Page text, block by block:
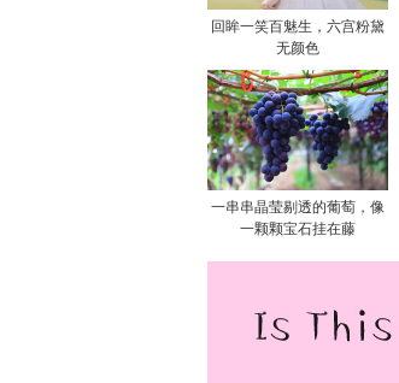
回眸一笑百魅生，六宫粉黛
无颜色
一串串晶莹剔透的葡萄，像
一颗颗宝石挂在藤